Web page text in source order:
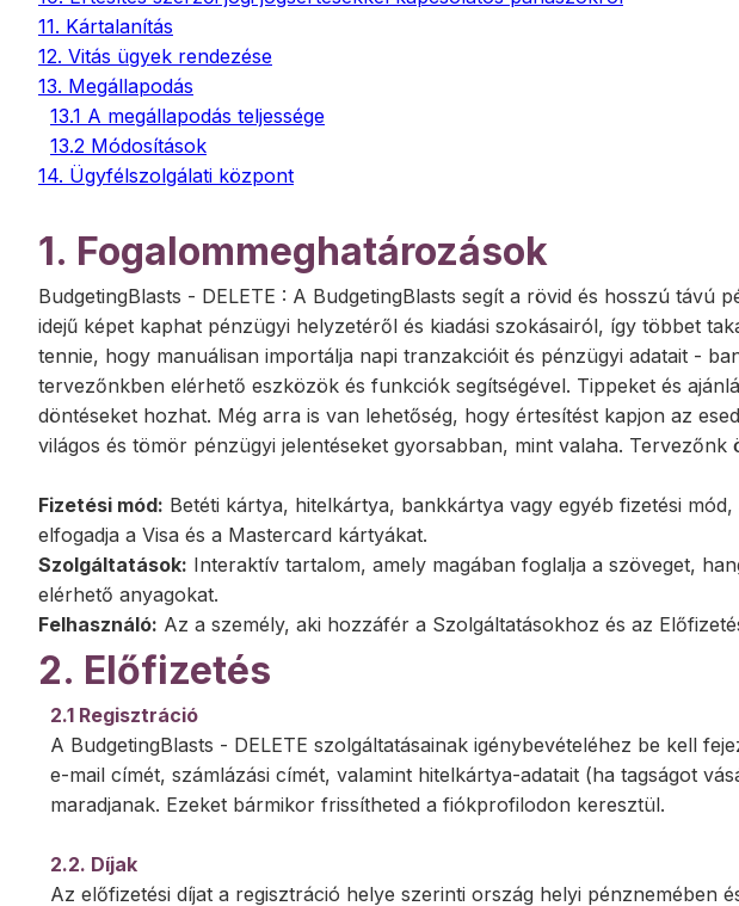
11. Kártalanítás
12. Vitás ügyek rendezése
13. Megállapodás
13.1 A megállapodás teljessége
13.2 Módosítások
14. Ügyfélszolgálati központ
1. Fogalommeghatározások
BudgetingBlasts - DELETE : A BudgetingBlasts segít a rövid és hosszú távú
idejű képet kaphat pénzügyi helyzetéről és kiadási szokásairól, így többet
tennie, hogy manuálisan importálja napi tranzakcióit és pénzügyi adatait -
tervezőnkben elérhető eszközök és funkciók segítségével. Tippeket és
döntéseket hozhat. Még arra is van lehetőség, hogy értesítést kapjon az
világos és tömör pénzügyi jelentéseket gyorsabban, mint valaha.
Fizetési mód: Betéti kártya, hitelkártya, bankkártya vagy egyéb fizetési
elfogadja a Visa és a Mastercard kártyákat.
Szolgáltatások: Interaktív tartalom, amely magában foglalja a szöveget,
elérhető anyagokat.
Felhasználó: Az a személy, aki hozzáfér a Szolgáltatásokhoz és az
2. Előfizetés
2.1 Regisztráció
A BudgetingBlasts - DELETE szolgáltatásainak igénybevételéhez be kell
e-mail címét, számlázási címét, valamint hitelkártya-adatait (ha tagságot
maradjanak. Ezeket bármikor frissítheted a fiókprofilodon keresztül.
2.2. Díjak
Az előfizetési díjat a regisztráció helye szerinti ország helyi pénznemében